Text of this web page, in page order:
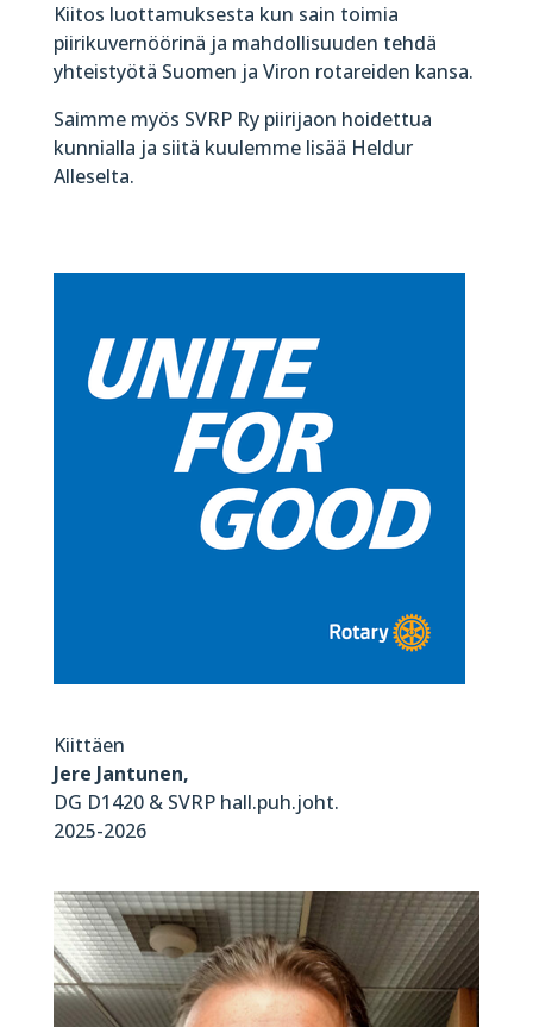
Kiitos luottamuksesta kun sain toimia
piirikuvernöörinä ja mahdollisuuden tehdä
yhteistyötä Suomen ja Viron rotareiden kansa.
Saimme myös SVRP Ry piirijaon hoidettua
kunnialla ja siitä kuulemme lisää Heldur
Alleselta.
Kiittäen
Jere Jantunen,
DG D1420 & SVRP hall.puh.joht.
2025-2026